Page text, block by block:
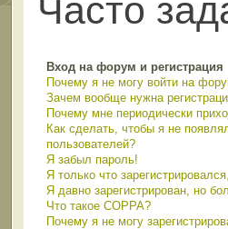
Часто
Вход на форум и регистрация
Почему я не могу войти на
Зачем вообще нужна
Почему мне периодически
Как сделать, чтобы я не
пользователей?
Я забыл пароль!
Я только что
Я давно зарегистрирован, но
Что такое COPPA?
Почему я не могу